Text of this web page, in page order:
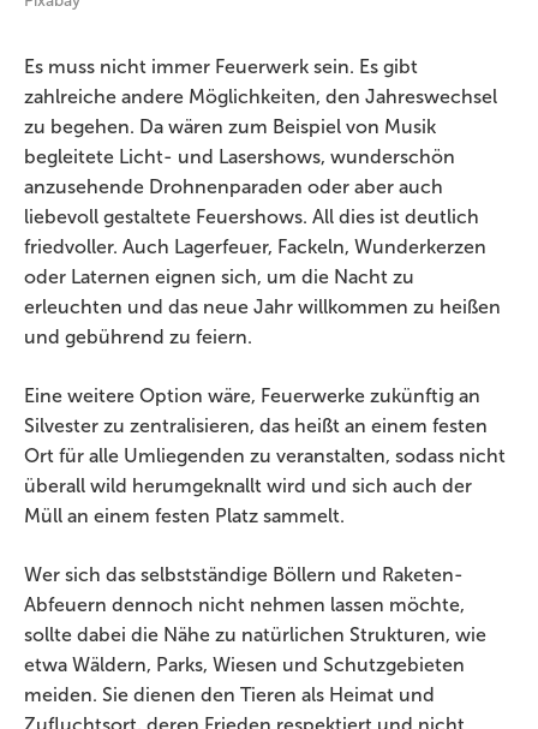
Es muss nicht immer Feuerwerk sein. Es gibt
zahlreiche andere Möglichkeiten, den Jahreswechsel
zu begehen. Da wären zum Beispiel von Musik
begleitete Licht- und Lasershows, wunderschön
anzusehende Drohnenparaden oder aber auch
liebevoll gestaltete Feuershows. All dies ist deutlich
friedvoller. Auch Lagerfeuer, Fackeln, Wunderkerzen
oder Laternen eignen sich, um die Nacht zu
erleuchten und das neue Jahr willkommen zu heißen
und gebührend zu feiern.
Eine weitere Option wäre, Feuerwerke zukünftig an
Silvester zu zentralisieren, das heißt an einem festen
Ort für alle Umliegenden zu veranstalten, sodass nicht
überall wild herumgeknallt wird und sich auch der
Müll an einem festen Platz sammelt.
Wer sich das selbstständige Böllern und Raketen-
Abfeuern dennoch nicht nehmen lassen möchte,
sollte dabei die Nähe zu natürlichen Strukturen, wie
etwa Wäldern, Parks, Wiesen und Schutzgebieten
meiden. Sie dienen den Tieren als Heimat und
Zufluchtsort, deren Frieden respektiert und nicht